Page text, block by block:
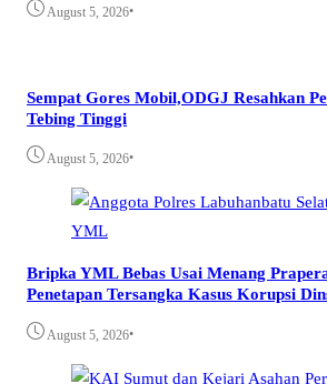
August 5, 2026•
Sempat Gores Mobil,ODGJ Resahkan
Tebing Tinggi
August 5, 2026•
Bripka YML Bebas Usai Menang
Penetapan Tersangka Kasus Korupsi
August 5, 2026•